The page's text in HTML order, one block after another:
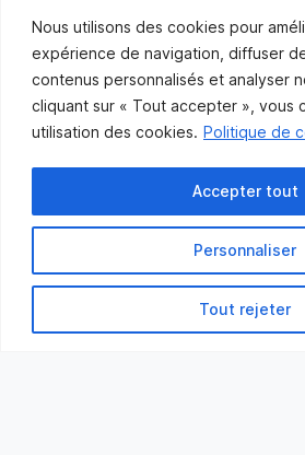
Nous utilisons des cookies pour
expérience de navigation, diffuser
contenus personnalisés et analyser
cliquant sur « Tout accepter », vous
utilisation des cookies. Politique de
Personnaliser
Tout rejeter
Accepter tout
418 986-3100
Composez le 1 en tout temps pour
Abonnez-vous
Abonnez-vous pour recevoir
de la Municipalité par courriel.